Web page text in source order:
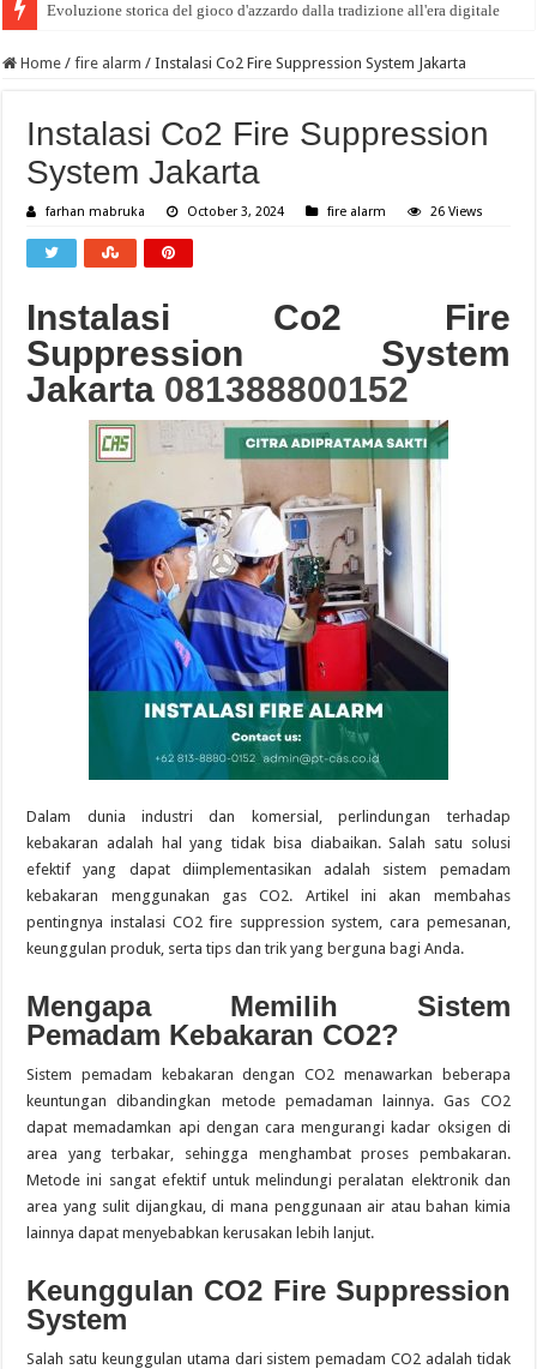
Evoluzione storica del gioco d'azzardo dalla tradizione all'era digitale
Home / fire alarm / Instalasi Co2 Fire Suppression System Jakarta
Instalasi Co2 Fire Suppression
System Jakarta
farhan mabruka October 3, 2024 fire alarm 26 Views
Instalasi Co2 Fire
Suppression System
Jakarta 081388800152
Dalam dunia industri dan komersial, perlindungan terhadap
kebakaran adalah hal yang tidak bisa diabaikan. Salah satu solusi
efektif yang dapat diimplementasikan adalah sistem pemadam
kebakaran menggunakan gas CO2. Artikel ini akan membahas
pentingnya instalasi CO2 fire suppression system, cara pemesanan,
keunggulan produk, serta tips dan trik yang berguna bagi Anda.
Mengapa Memilih Sistem
Pemadam Kebakaran CO2?
Sistem pemadam kebakaran dengan CO2 menawarkan beberapa
keuntungan dibandingkan metode pemadaman lainnya. Gas CO2
dapat memadamkan api dengan cara mengurangi kadar oksigen di
area yang terbakar, sehingga menghambat proses pembakaran.
Metode ini sangat efektif untuk melindungi peralatan elektronik dan
area yang sulit dijangkau, di mana penggunaan air atau bahan kimia
lainnya dapat menyebabkan kerusakan lebih lanjut.
Keunggulan CO2 Fire Suppression
System
Salah satu keunggulan utama dari sistem pemadam CO2 adalah tidak